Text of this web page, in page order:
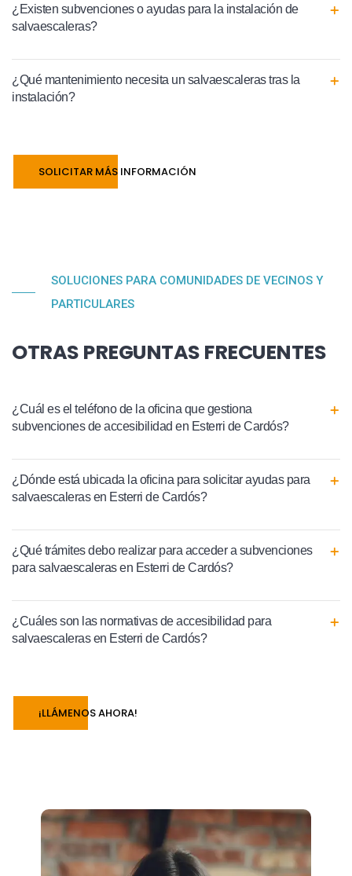
¿Existen subvenciones o ayudas para la instalación de
salvaescaleras?
¿Qué mantenimiento necesita un salvaescaleras tras la
instalación?
SOLICITAR MÁS INFORMACIÓN
SOLUCIONES PARA COMUNIDADES DE VECINOS Y
PARTICULARES
OTRAS PREGUNTAS FRECUENTES
¿Cuál es el teléfono de la oficina que gestiona
subvenciones de accesibilidad en Esterri de Cardós?
¿Dónde está ubicada la oficina para solicitar ayudas para
salvaescaleras en Esterri de Cardós?
¿Qué trámites debo realizar para acceder a subvenciones
para salvaescaleras en Esterri de Cardós?
¿Cuáles son las normativas de accesibilidad para
salvaescaleras en Esterri de Cardós?
¡LLÁMENOS AHORA!